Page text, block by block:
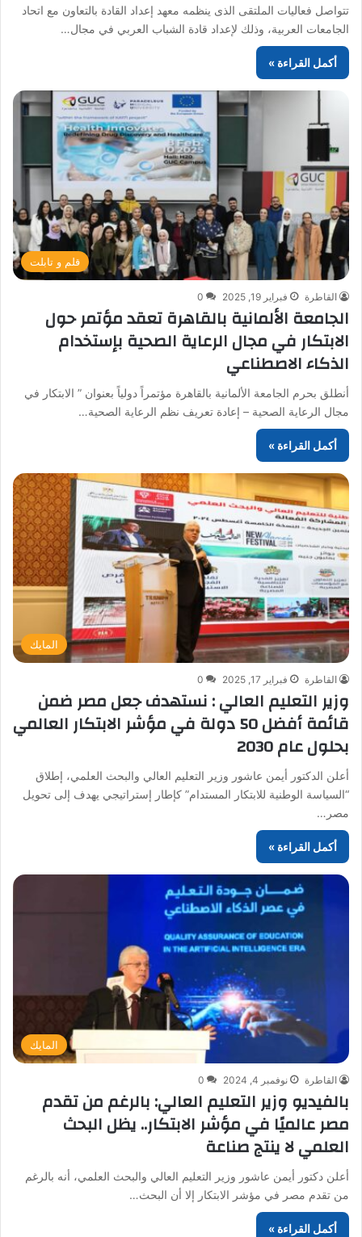
تتواصل فعاليات الملتقى الذى ينظمه معهد إعداد القادة بالتعاون مع اتحاد
الجامعات العربية، وذلك لإعداد قادة الشباب العربي في مجال…
أكمل القراءة »
قلم و تابلت
القاطرة فبراير 19, 2025 0
الجامعة الألمانية بالقاهرة تعقد مؤتمر حول
الابتكار في مجال الرعاية الصحية بإستخدام
الذكاء الاصطناعي
أنطلق بحرم الجامعة الألمانية بالقاهرة مؤتمراً دولياً بعنوان ” الابتكار في
مجال الرعاية الصحية – إعادة تعريف نظم الرعاية الصحية…
أكمل القراءة »
المايك
القاطرة فبراير 17, 2025 0
وزير التعليم العالي : نستهدف جعل مصر ضمن
قائمة أفضل 50 دولة في مؤشر الابتكار العالمي
بحلول عام 2030
أعلن الدكتور أيمن عاشور وزير التعليم العالي والبحث العلمي، إطلاق
“السياسة الوطنية للابتكار المستدام” كإطار إستراتيجي يهدف إلى تحويل
مصر…
أكمل القراءة »
المايك
القاطرة نوفمبر 4, 2024 0
بالفيديو وزير التعليم العالي: بالرغم من تقدم
مصر عالميًا في مؤشر الابتكار.. يظل البحث
العلمي لا ينتج صناعة
أعلن دكتور أيمن عاشور وزير التعليم العالي والبحث العلمي، أنه بالرغم
من تقدم مصر في مؤشر الابتكار إلا أن البحث…
أكمل القراءة »